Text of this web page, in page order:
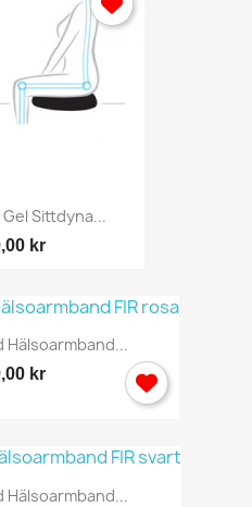
Sittdyna...
kr
Hälsoarmband...
kr
Hälsoarmband...